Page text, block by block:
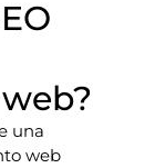
una
web